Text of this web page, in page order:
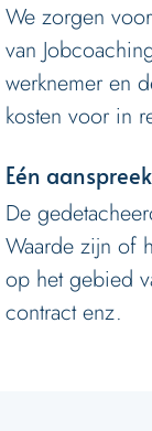
We zorgen
van
werknemer en
kosten voor in
Eén
De
Waarde zijn of
op het gebied
contract enz.